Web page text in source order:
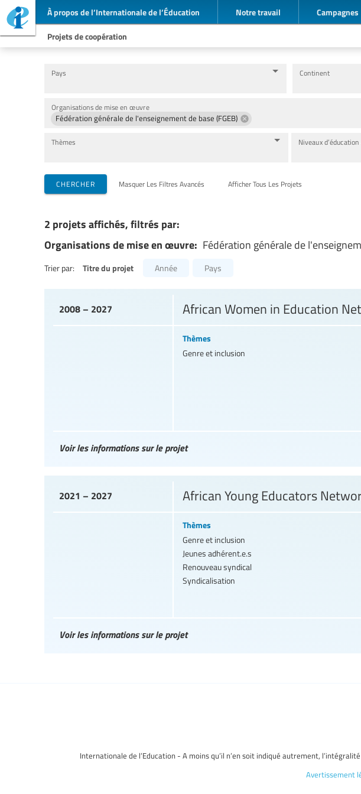
À propos de l’Internationale de l’Éducation Notre travail Campagnes
Projets de coopération
Pays Continent
Organisations de mise en œuvre
Fédération générale de l'enseignement de base (FGEB)
Thèmes Niveaux
CHERCHER Masquer Les Filtres Avancés Afficher Tous Les Projets
2 projets affichés, filtrés par:
Organisations de mise en œuvre: Fédération générale de
Trier par: Titre du projet Année Pays
2008 – 2027 African Women in Education
Thèmes
Genre et inclusion
Voir les informations sur le projet
2021 – 2027 African Young Educators
Thèmes
Genre et inclusion
Jeunes adhérent.e.s
Renouveau syndical
Syndicalisation
Voir les informations sur le projet
Internationale de l’Education - A moins qu’il n’en soit indiqué autrement,
Avertissement